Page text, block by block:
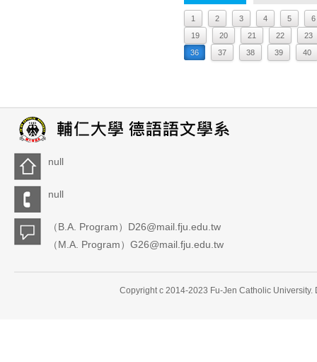
1 2 3 4 5
6
19
20 21 22
23
36
37 38 39 40
null
null
（B.A. Program）D26@mail.fju.edu.tw
（M.A. Program）G26@mail.fju.edu.tw
Copyright c 2014-2023 Fu-Jen Catholic